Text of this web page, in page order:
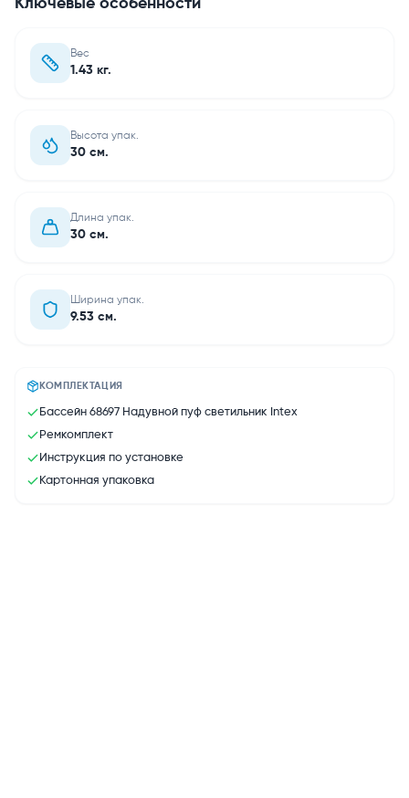
Ключевые особенности
Вес
1.43 кг.
Высота упак.
30 см.
Длина упак.
30 см.
Ширина упак.
9.53 см.
КОМПЛЕКТАЦИЯ
Бассейн 68697 Надувной пуф светильник Intex
Ремкомплект
Инструкция по установке
Картонная упаковка